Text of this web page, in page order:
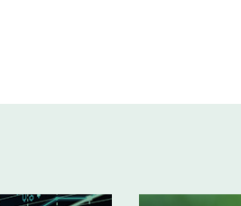
ミュニケーション事業の強
ミュニケーション事業本格展